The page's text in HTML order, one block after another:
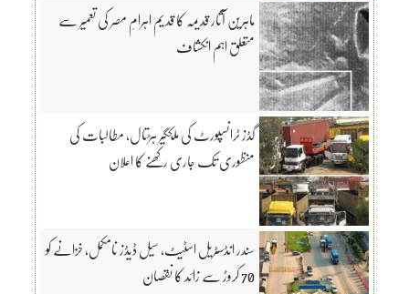
ماہرین آثار قدیمہ کا قدیم اہرامِ مصر کی تعمیر سے
متعلق اہم انکشاف
گڈز ٹرانسپورٹ کی ملکگیر ہڑتال، مطالبات کی
منظوری تک جاری رکھنے کا اعلان
سندر انڈسٹریل اسٹیٹ، سیل ڈیڈز نامکمل، خزانے کو
70 کروڑ سے زائد کا نقصان